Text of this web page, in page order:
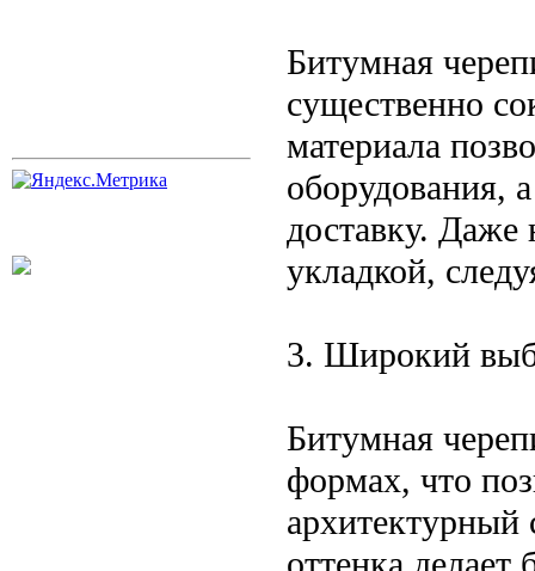
Битумная
существенно
материала
оборудования,
доставку. Даже
укладкой,
3. Широкий
Битумная
формах, что